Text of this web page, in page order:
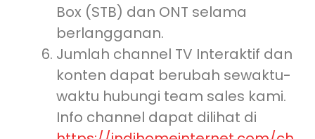
Box (STB) dan ONT selama
berlangganan.
Jumlah channel TV Interaktif dan
konten dapat berubah sewaktu-
waktu hubungi team sales kami.
Info channel dapat dilihat di